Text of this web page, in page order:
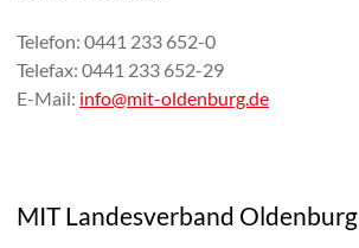
Telefon: 0441 233 652-0
Telefax: 0441 233 652-29
E-Mail: info@mit-oldenburg.de
MIT Landesverband Oldenburg